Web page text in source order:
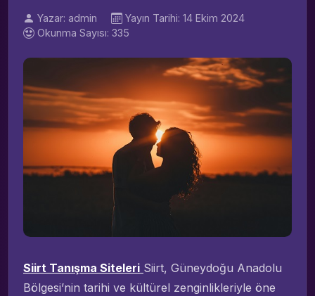
Yazar: admin
Yayın Tarihi: 14 Ekim 2024
Okunma Sayısı: 335
Siirt Tanışma Siteleri Siirt, Güneydoğu Anadolu
Bölgesi’nin tarihi ve kültürel zenginlikleriyle öne